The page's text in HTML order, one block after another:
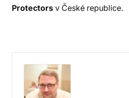
Protectors v České republice.